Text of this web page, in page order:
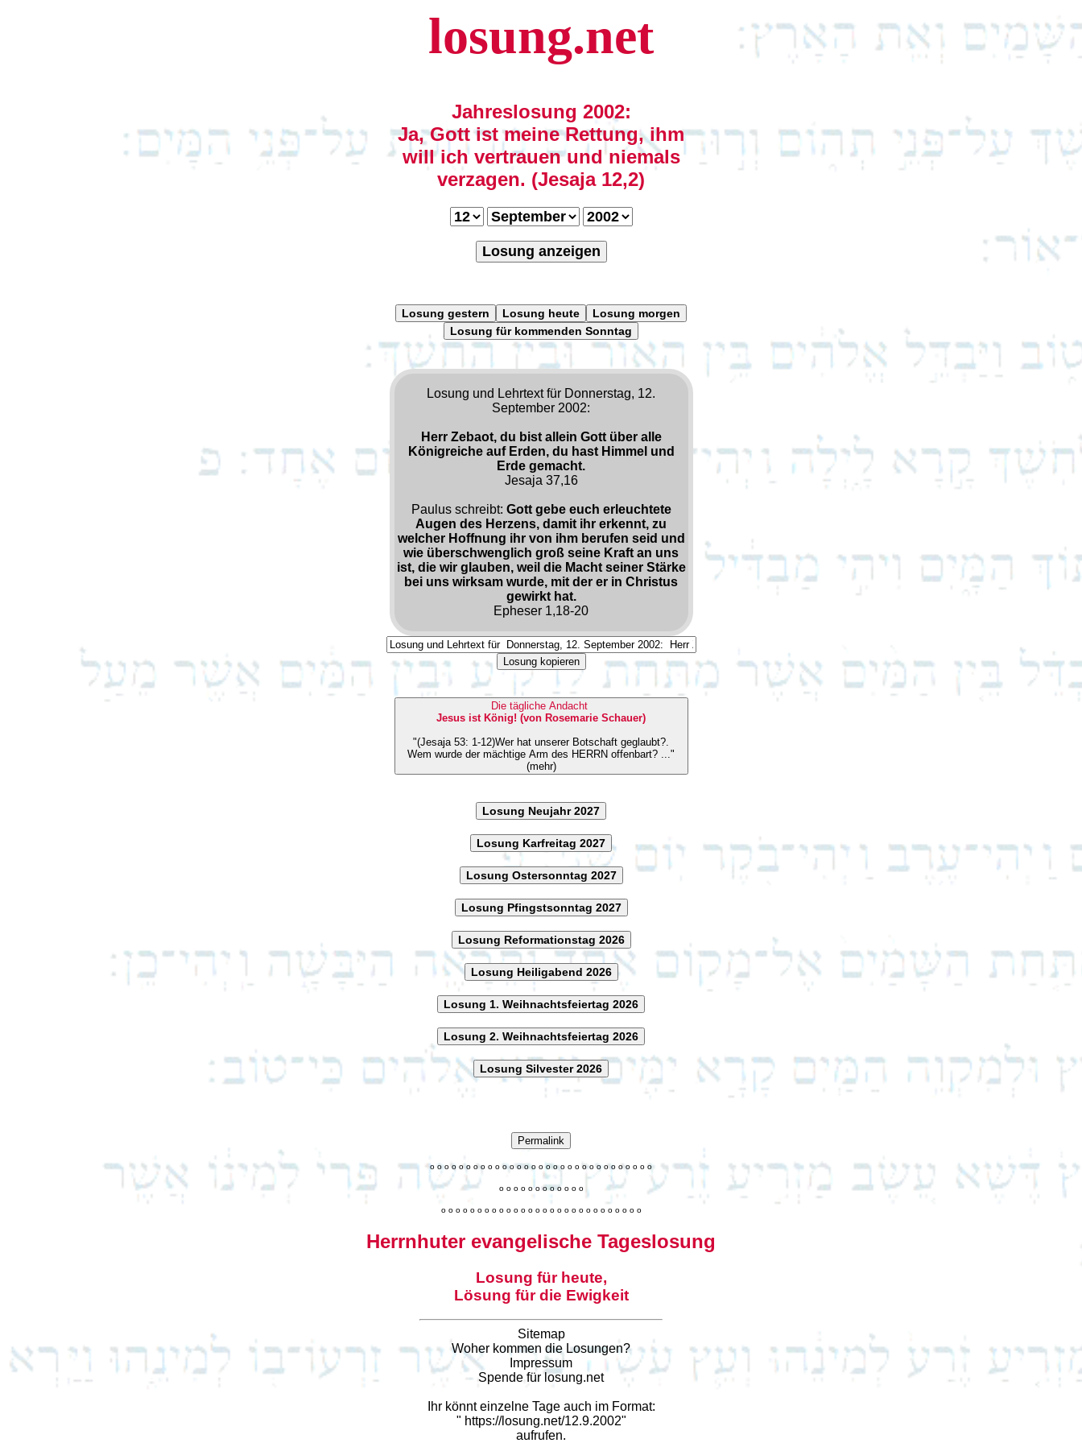
losung.net
Jahreslosung 2002:
Ja, Gott ist meine Rettung, ihm
will ich vertrauen und niemals
verzagen. (Jesaja 12,2)
Losung anzeigen
Losung gestern Losung heute
Losung morgen
Losung für kommenden Sonntag
Losung und Lehrtext für Donnerstag, 12.
September 2002:
Herr Zebaot, du bist allein Gott über alle
Königreiche auf Erden, du hast Himmel und
Erde gemacht.
Jesaja 37,16
Paulus schreibt: Gott gebe euch erleuchtete
Augen des Herzens, damit ihr erkennt, zu
welcher Hoffnung ihr von ihm berufen seid und
wie überschwenglich groß seine Kraft an uns
ist, die wir glauben, weil die Macht seiner Stärke
bei uns wirksam wurde, mit der er in Christus
gewirkt hat.
Epheser 1,18-20
Losung kopieren
Die tägliche Andacht
Jesus ist König! (von Rosemarie Schauer)
"(Jesaja 53: 1-12)Wer hat unserer Botschaft geglaubt?.
Wem wurde der mächtige Arm des HERRN offenbart? ..."
(mehr)
Losung Neujahr 2027
Losung Karfreitag 2027
Losung Ostersonntag 2027
Losung Pfingstsonntag 2027
Losung Reformationstag 2026
Losung Heiligabend 2026
Losung 1. Weihnachtsfeiertag 2026
Losung 2. Weihnachtsfeiertag 2026
Losung Silvester 2026
Permalink
o o o o o o o o o o o o o o o o o o o o o o o o o o o o o o o
o o o o o o o o o o o o
o o o o o o o o o o o o o o o o o o o o o o o o o o o o
Herrnhuter evangelische Tageslosung
Losung für heute,
Lösung für die Ewigkeit
Sitemap
Woher kommen die Losungen?
Impressum
Spende für losung.net
Ihr könnt einzelne Tage auch im Format:
" https://losung.net/12.9.2002"
aufrufen.